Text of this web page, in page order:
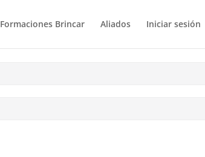
Formaciones Brincar Aliados Iniciar sesión